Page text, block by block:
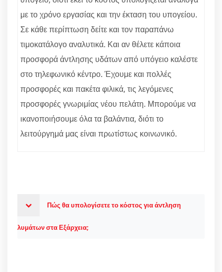
με το χρόνο εργασίας και την έκταση του υπογείου.
Σε κάθε περίπτωση δείτε και τον παραπάνω
τιμοκατάλογο αναλυτικά. Και αν θέλετε κάποια
προσφορά άντλησης υδάτων από υπόγειο καλέστε
στο τηλεφωνικό κέντρο. Έχουμε και πολλές
προσφορές και πακέτα φιλικά, τις λεγόμενες
προσφορές γνωριμίας νέου πελάτη. Μπορούμε να
ικανοποιήσουμε όλα τα βαλάντια, διότι το
λειτούργημά μας είναι πρωτίστως κοινωνικό.
Πώς θα υπολογίσετε το κόστος για άντληση
λυμάτων στα Εξάρχεια;